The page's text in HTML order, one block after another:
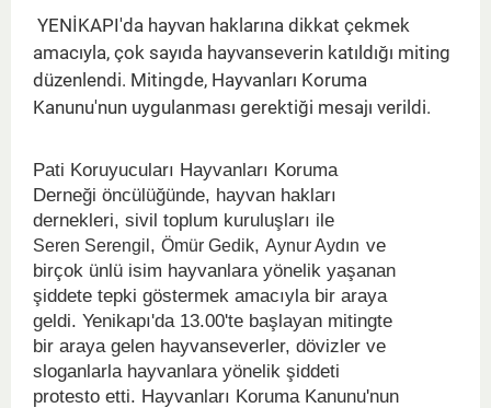
YENİKAPI'da hayvan haklarına dikkat çekmek
amacıyla, çok sayıda hayvanseverin katıldığı miting
düzenlendi. Mitingde, Hayvanları Koruma
Kanunu'nun uygulanması gerektiği mesajı verildi.
Pati Koruyucuları Hayvanları Koruma
Derneği öncülüğünde, hayvan hakları
dernekleri, sivil toplum kuruluşları ile
Seren Serengil , Ömür Gedik, Aynur Aydın ve
birçok ünlü isim hayvanlara yönelik yaşanan
şiddete tepki göstermek amacıyla bir araya
geldi. Yenikapı'da 13.00'te başlayan mitingte
bir araya gelen hayvanseverler, dövizler ve
sloganlarla hayvanlara yönelik şiddeti
protesto etti. Hayvanları Koruma Kanunu'nun